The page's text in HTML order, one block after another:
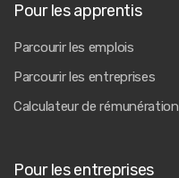
Pour les apprentis
Parcourir les emplois
Parcourir les entreprises
Calculateur de rémunération
Pour les entreprises